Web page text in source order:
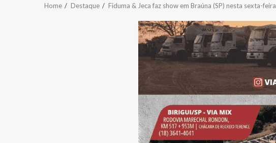
Home Destaque Fiduma & Jeca faz show em Braúna (SP) nesta sexta-feira